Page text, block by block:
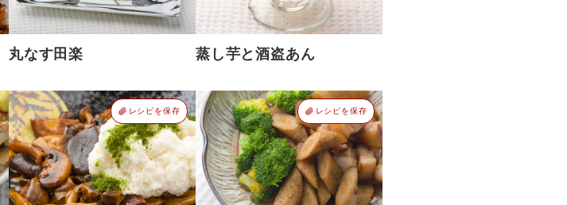
丸なす田楽 蒸し芋と酒盗あん
レシピを保存 レシピを保存